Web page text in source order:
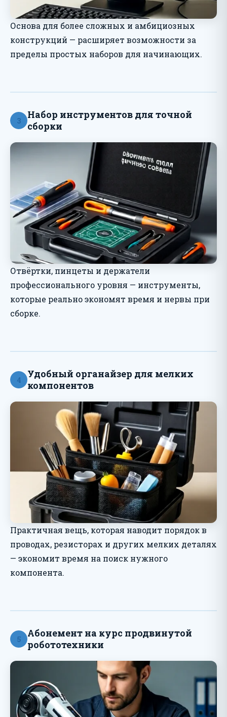
Основа для более сложных и амбициозных
конструкций — расширяет возможности за
пределы простых наборов для начинающих.
3
Набор инструментов для точной
сборки
Отвёртки, пинцеты и держатели
профессионального уровня — инструменты,
которые реально экономят время и нервы при
сборке.
4
Удобный органайзер для мелких
компонентов
Практичная вещь, которая наводит порядок в
проводах, резисторах и других мелких деталях
— экономит время на поиск нужного
компонента.
5
Абонемент на курс продвинутой
робототехники